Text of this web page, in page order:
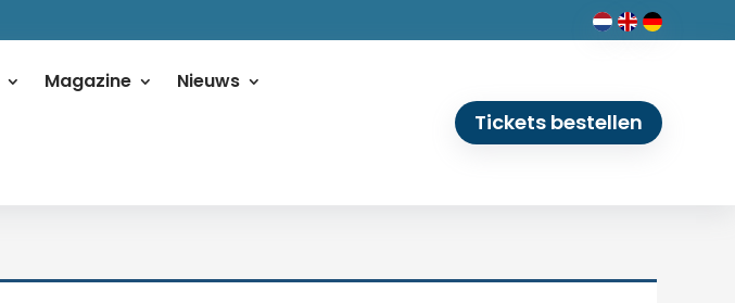
Magazine Nieuws
Tickets bestellen